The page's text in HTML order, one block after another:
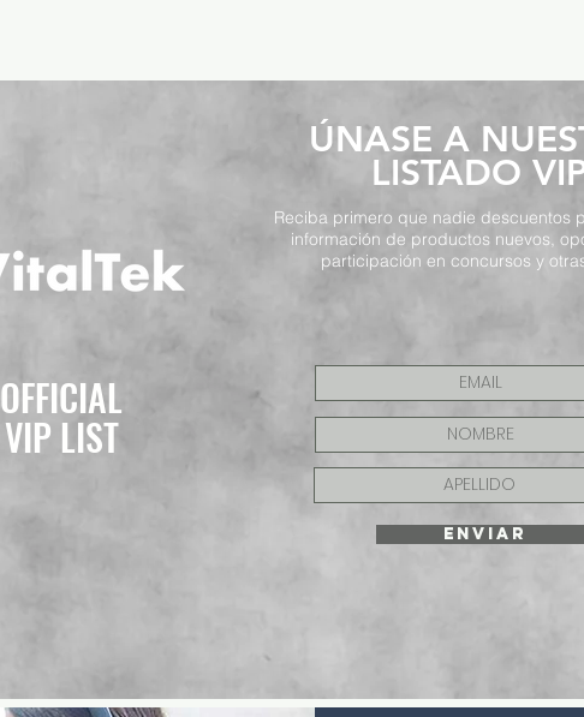
​ÚNASE A
LISTADO
Reciba primero que nadie descuentos
información de productos nuevos,
participación en concursos y
OFFICIAL
VIP LIST
ENVIAR